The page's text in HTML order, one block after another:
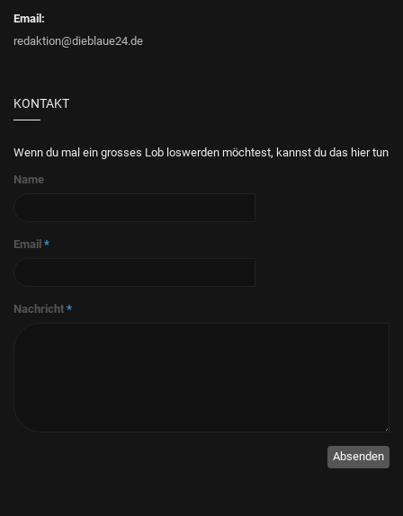
Email:
redaktion@dieblaue24.de
KONTAKT
Wenn du mal ein grosses Lob loswerden möchtest, kannst du das hier tun
Name
Email *
Nachricht *
Absenden